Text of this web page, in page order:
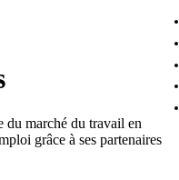
du marché du travail en
grâce à ses partenaires